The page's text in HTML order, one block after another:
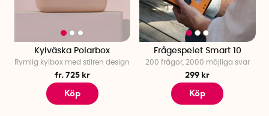
Kylväska Polarbox
Rymlig kylbox med stilren design
fr. 725 kr
Köp
Frågespelet Smart 10
200 frågor, 2000 möjliga svar
299 kr
Köp